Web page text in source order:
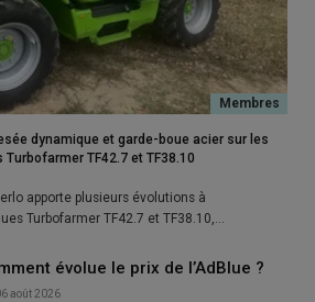
d’urée et d’eau déminéralisée. Il s’agit
utilisée commeengrais
. Les
des ateliers spécifiques pour sa
de l’urée, «on craque le méthane (du
à haute température pour faire de
CO2puis on mélange les deux» explique
2021
dynamique et garde-boue acier sur les
TF42.7 et TF38.10
apporte plusieurs évolutions à
Turbofarmer TF42.7 et TF38.10,…
évolue le prix de l’AdBlue ?
août 2026